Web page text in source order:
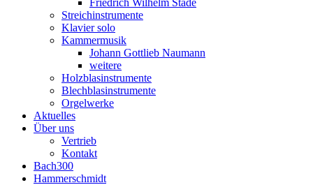
Friedrich Wilhelm Stade
Streichinstrumente
Klavier solo
Kammermusik
Johann Gottlieb Naumann
weitere
Holzblasinstrumente
Blechblasinstrumente
Orgelwerke
Aktuelles
Über uns
Vertrieb
Kontakt
Bach300
Hammerschmidt